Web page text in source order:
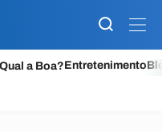
Qual a Boa?Entretenimento